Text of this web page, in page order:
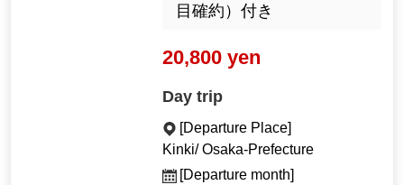
目確約）付き
20,800 yen
Day trip
[Departure Place]
Kinki/ Osaka-Prefecture
[Departure month]